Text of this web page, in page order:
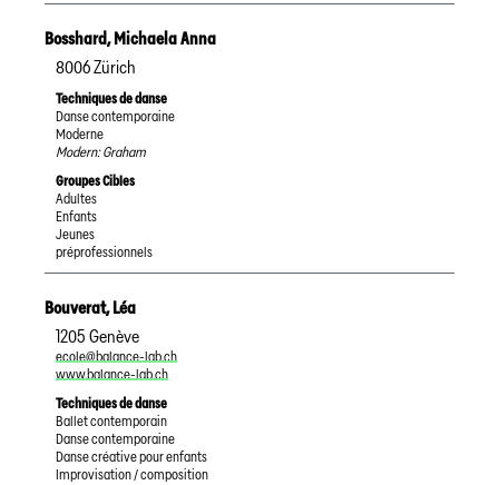
Bosshard,Michaela Anna
8006Zürich
Techniques de danse
Danse contemporaine
Moderne
Modern: Graham
Groupes Cibles
Adultes
Enfants
Jeunes
préprofessionnels
Bouverat,Léa
1205 Genève
ecole@balance-lab.ch
www.balance-lab.ch
Techniques de danse
Ballet contemporain
Danse contemporaine
Danse créative pour enfants
Improvisation / composition